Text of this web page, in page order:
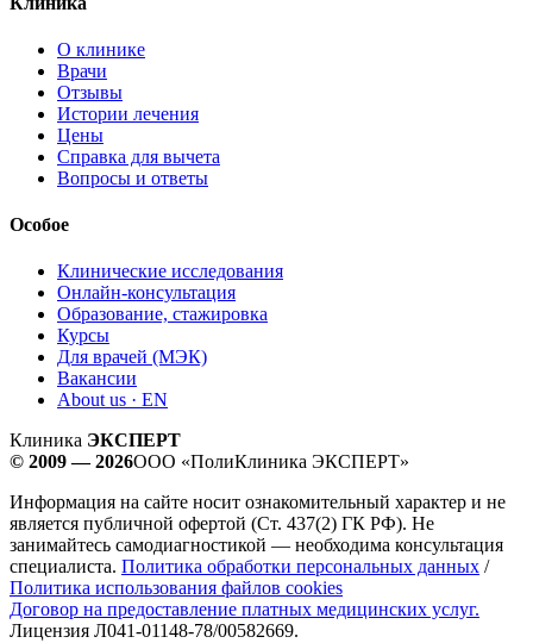
О клинике
Врачи
Отзывы
Истории лечения
Цены
Справка для вычета
Вопросы и ответы
Особое
Клинические исследования
Онлайн-консультация
Образование, стажировка
Курсы
Для врачей (МЭК)
Вакансии
About us · EN
Клиника ЭКСПЕРТ
© 2009 — 2026ООО «ПолиКлиника ЭКСПЕРТ»
Информация на сайте носит ознакомительный характер и не
является публичной офертой (Ст. 437(2) ГК РФ). Не
занимайтесь самодиагностикой — необходима консультация
специалиста. Политика обработки персональных данных /
Политика использования файлов cookies
Договор на предоставление платных медицинских услуг.
Лицензия Л041-01148-78/00582669.